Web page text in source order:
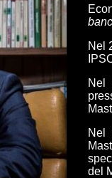
Nel
Nel
Nel
del